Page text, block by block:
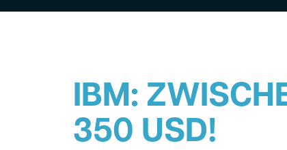
IBM:
350 USD!